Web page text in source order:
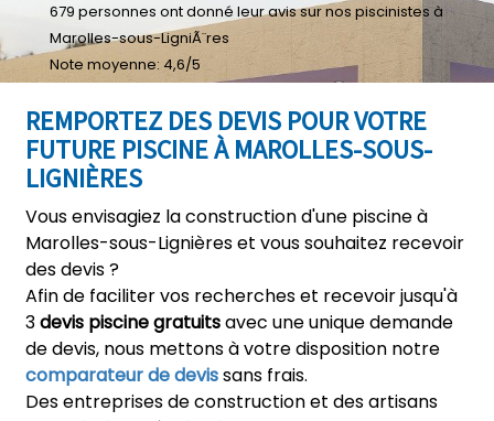
REMPORTEZ DES DEVIS POUR VOTRE
FUTURE PISCINE À MAROLLES-SOUS-
LIGNIÈRES
Vous envisagiez la construction d'une piscine à
Marolles-sous-Lignières et vous souhaitez recevoir
des devis ?
Afin de faciliter vos recherches et recevoir jusqu'à
3devis piscine gratuitsavec une unique demande
de devis, nous mettons à votre disposition notre
comparateur de devissans frais.
Des entreprises de construction et des artisans
679 personnes ont donné leuravis sur nos piscinistes à
Marolles-sous-LigniÃ¨res
Note moyenne: 4,6/5